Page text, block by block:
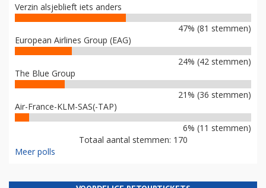
Verzin alsjeblieft iets anders
47% (81 stemmen)
European Airlines Group (EAG)
24% (42 stemmen)
The Blue Group
21% (36 stemmen)
Air-France-KLM-SAS(-TAP)
6% (11 stemmen)
Totaal aantal stemmen: 170
Meer polls